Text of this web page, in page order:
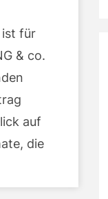
ist für
& co.
auf
die